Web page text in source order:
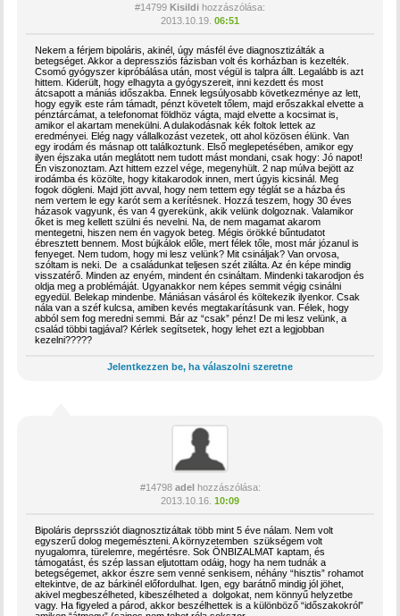
#14799 Kisildi hozzászólása:
2013.10.19. 06:51
Nekem a férjem bipoláris, akinél, úgy másfél éve diagnosztizálták a
betegséget. Akkor a depressziós fázisban volt és korházban is kezelték.
Csomó gyógyszer kipróbálása után, most végül is talpra állt. Legalább is azt
hittem. Kiderült, hogy elhagyta a gyógyszereit, inni kezdett és most
átcsapott a mániás időszakba. Ennek legsúlyosabb következménye az lett,
hogy egyik este rám támadt, pénzt követelt tőlem, majd erőszakkal elvette a
pénztárcámat, a telefonomat földhöz vágta, majd elvette a kocsimat is,
amikor el akartam menekülni. A dulakodásnak kék foltok lettek az
eredményei. Elég nagy vállalkozást vezetek, ott ahol közösen élünk. Van
egy irodám és másnap ott találkoztunk. Első meglepetésében, amikor egy
ilyen éjszaka után meglátott nem tudott mást mondani, csak hogy: Jó napot!
Én viszonoztam. Azt hittem ezzel vége, megenyhült. 2 nap múlva bejött az
irodámba és közölte, hogy kitakarodok innen, mert úgyis kicsinál. Meg
fogok dögleni. Majd jött avval, hogy nem tettem egy téglát se a házba és
nem vertem le egy karót sem a kerítésnek. Hozzá teszem, hogy 30 éves
házasok vagyunk, és van 4 gyerekünk, akik velünk dolgoznak. Valamikor
őket is meg kellett szülni és nevelni. Na, de nem magamat akarom
mentegetni, hiszen nem én vagyok beteg. Mégis örökké bűntudatot
ébresztett bennem. Most bújkálok előle, mert félek tőle, most már józanul is
fenyeget. Nem tudom, hogy mi lesz velünk? Mit csináljak? Van orvosa,
szóltam is neki. De a családunkat teljesen szét zilálta. Az én képe mindig
visszatérő. Minden az enyém, mindent én csináltam. Mindenki takarodjon és
oldja meg a problémáját. Ugyanakkor nem képes semmit végig csinálni
egyedül. Belekap mindenbe. Mániásan vásárol és költekezik ilyenkor. Csak
nála van a széf kulcsa, amiben kevés megtakarításunk van. Félek, hogy
abból sem fog meredni semmi. Bár az “csak” pénz! De mi lesz velünk, a
család többi tagjával? Kérlek segítsetek, hogy lehet ezt a legjobban
kezelni?????
Jelentkezzen be, ha válaszolni szeretne
#14798 adelhozzászólása:
2013.10.16. 10:09
Bipoláris deprssziót diagnosztizáltak több mint 5 éve nálam. Nem volt
egyszerű dolog megemészteni. A környzetemben szükségem volt
nyugalomra, türelemre, megértésre. Sok ÖNBIZALMAT kaptam, és
támogatást, és szép lassan eljutottam odáig, hogy ha nem tudnák a
betegségemet, akkor észre sem venné senkisem, néhány “hisztis” rohamot
eltekintve, de az bárkinél előfordulhat. Igen, egy barátnő mindig jól jöhet,
akivel megbeszélheted, kibeszélheted a dolgokat, nem könnyű helyzetbe
vagy. Ha figyeled a párod, akkor beszélhettek is a különböző “időszakokról”